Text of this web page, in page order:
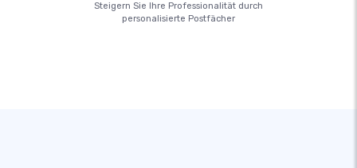
Steigern Sie Ihre Professionalität durch
personalisierte Postfächer